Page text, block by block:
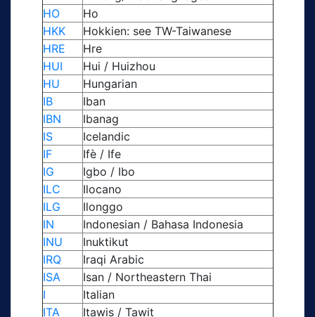
HO
Ho
HKK
Hokkien: see TW-Taiwanese
HRE
Hre
HUI
Hui / Huizhou
HU
Hungarian
IB
Iban
IBN
Ibanag
IS
Icelandic
IF
Ifè / Ife
IG
Igbo / Ibo
ILC
Ilocano
ILG
Ilonggo
IN
Indonesian / Bahasa Indonesia
INU
Inuktikut
IRQ
Iraqi Arabic
ISA
Isan / Northeastern Thai
I
Italian
ITA
Itawis / Tawit